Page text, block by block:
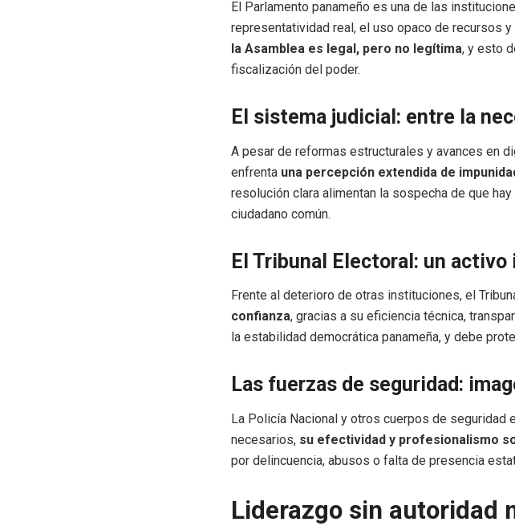
El Parlamento panameño es una de las
representatividad real, el uso opaco de recursos
la Asamblea es legal, pero no legítima, y esto
fiscalización del poder.
El sistema judicial: entre la
A pesar de reformas estructurales y avances en
enfrenta una percepción extendida de
resolución clara alimentan la sospecha de que
ciudadano común.
El Tribunal Electoral: un
Frente al deterioro de otras instituciones, el
confianza, gracias a su eficiencia técnica,
la estabilidad democrática panameña, y debe
Las fuerzas de seguridad:
La Policía Nacional y otros cuerpos de seguridad
necesarios, su efectividad y profesionalismo
por delincuencia, abusos o falta de presencia
Liderazgo sin autoridad